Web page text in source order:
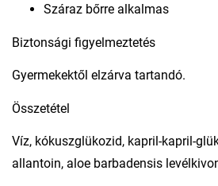
Száraz bőrre alkalmas
Biztonsági figyelmeztetés
Gyermekektől elzárva tartandó.
Összetétel
Víz, kókuszglükozid, kapril-kapril-
allantoin, aloe barbadensis